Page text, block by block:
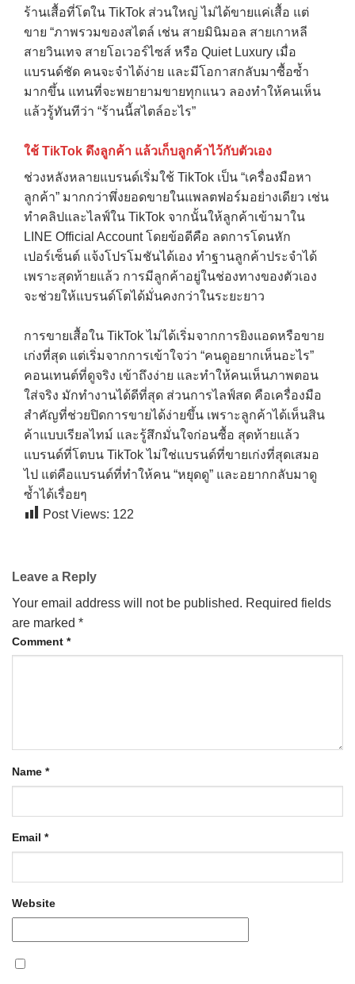
ร้านเสื้อที่โตใน TikTok ส่วนใหญ่ ไม่ได้ขายแค่เสื้อ แต่
ขาย “ภาพรวมของสไตล์ เช่น สายมินิมอล สายเกาหลี
สายวินเทจ สายโอเวอร์ไซส์ หรือ Quiet Luxury เมื่อ
แบรนด์ชัด คนจะจำได้ง่าย และมีโอกาสกลับมาซื้อซ้ำ
มากขึ้น แทนที่จะพยายามขายทุกแนว ลองทำให้คนเห็น
แล้วรู้ทันทีว่า “ร้านนี้สไตล์อะไร”
ใช้ TikTok ดึงลูกค้า แล้วเก็บลูกค้าไว้กับตัวเอง
ช่วงหลังหลายแบรนด์เริ่มใช้ TikTok เป็น “เครื่องมือหา
ลูกค้า” มากกว่าพึ่งยอดขายในแพลตฟอร์มอย่างเดียว เช่น
ทำคลิปและไลฟ์ใน TikTok จากนั้นให้ลูกค้าเข้ามาใน
LINE Official Account โดยข้อดีคือ ลดการโดนหัก
เปอร์เซ็นต์ แจ้งโปรโมชันได้เอง ทำฐานลูกค้าประจำได้
เพราะสุดท้ายแล้ว การมีลูกค้าอยู่ในช่องทางของตัวเอง
จะช่วยให้แบรนด์โตได้มั่นคงกว่าในระยะยาว
การขายเสื้อใน TikTok ไม่ได้เริ่มจากการยิงแอดหรือขาย
เก่งที่สุด แต่เริ่มจากการเข้าใจว่า “คนดูอยากเห็นอะไร”
คอนเทนต์ที่ดูจริง เข้าถึงง่าย และทำให้คนเห็นภาพตอน
ใส่จริง มักทำงานได้ดีที่สุด ส่วนการไลฟ์สด คือเครื่องมือ
สำคัญที่ช่วยปิดการขายได้ง่ายขึ้น เพราะลูกค้าได้เห็นสิน
ค้าแบบเรียลไทม์ และรู้สึกมั่นใจก่อนซื้อ สุดท้ายแล้ว
แบรนด์ที่โตบน TikTok ไม่ใช่แบรนด์ที่ขายเก่งที่สุดเสมอ
ไป แต่คือแบรนด์ที่ทำให้คน “หยุดดู” และอยากกลับมาดู
ซ้ำได้เรื่อยๆ
Post Views: 122
Leave a Reply
Your email address will not be published. Required fields
are marked *
Comment *
Name *
Email *
Website